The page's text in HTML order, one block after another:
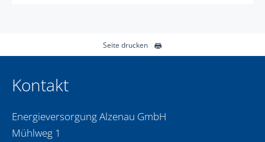
Seite drucken
Kontakt
Energieversorgung Alzenau GmbH
Mühlweg 1